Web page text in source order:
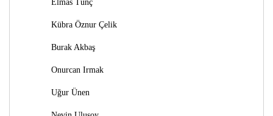
Elmas Tunç
Kübra Öznur Çelik
Burak Akbaş
Onurcan Irmak
Uğur Ünen